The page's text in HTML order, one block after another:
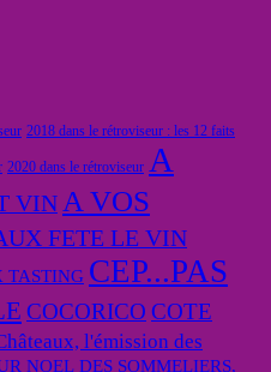
2018 dans le rétroviseur : les 12 faits
2020 dans le rétroviseur A
VIN A VOS
FETE LE VIN
TASTING CEP...PAS
COCORICO COTE
l'émission des
NOEL DES SOMMELIERS,